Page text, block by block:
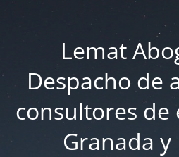
Lemat
Despacho de
consultores de
Granada y